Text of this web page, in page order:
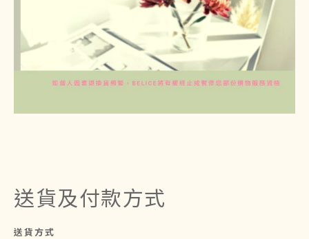
送貨及付款方式
送貨方式